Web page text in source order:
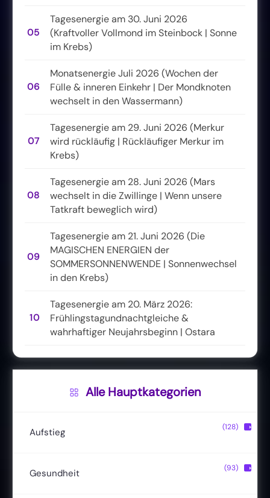
05
Tagesenergie am 30. Juni 2026
(Kraftvoller Vollmond im Steinbock | Sonne
im Krebs)
06
Monatsenergie Juli 2026 (Wochen der
Fülle & inneren Einkehr | Der Mondknoten
wechselt in den Wassermann)
07
Tagesenergie am 29. Juni 2026 (Merkur
wird rückläufig | Rückläufiger Merkur im
Krebs)
08
Tagesenergie am 28. Juni 2026 (Mars
wechselt in die Zwillinge | Wenn unsere
Tatkraft beweglich wird)
09
Tagesenergie am 21. Juni 2026 (Die
MAGISCHEN ENERGIEN der
SOMMERSONNENWENDE | Sonnenwechsel
in den Krebs)
10
Tagesenergie am 20. März 2026:
Frühlingstagundnachtgleiche &
wahrhaftiger Neujahrsbeginn | Ostara
Alle Hauptkategorien
Aufstieg
Christusbewusstsein (20)
(128) ▶
Gesundheit (93) ▶